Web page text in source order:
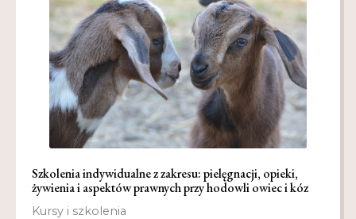
Szkolenia indywidualne z zakresu: pielęgnacji, opieki,
żywienia i aspektów prawnych przy hodowli owiec i kóz
Kursy i szkolenia